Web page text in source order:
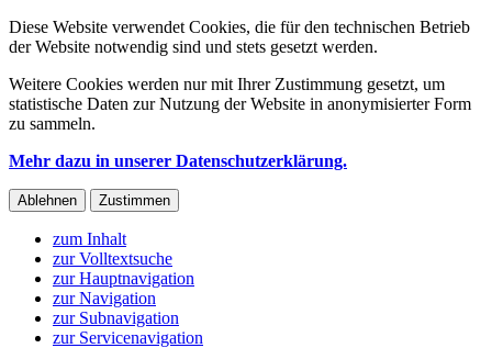
Diese Website verwendet Cookies, die für den technischen Betrieb
der Website notwendig sind und stets gesetzt werden.
Weitere Cookies werden nur mit Ihrer Zustimmung gesetzt, um
statistische Daten zur Nutzung der Website in anonymisierter Form
zu sammeln.
Mehr dazu in unserer Datenschutzerklärung.
Ablehnen Zustimmen
zum Inhalt
zur Volltextsuche
zur Hauptnavigation
zur Navigation
zur Subnavigation
zur Servicenavigation